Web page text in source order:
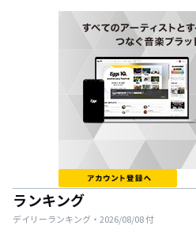
ランキング
デイリーランキング・ 2026/08/08付